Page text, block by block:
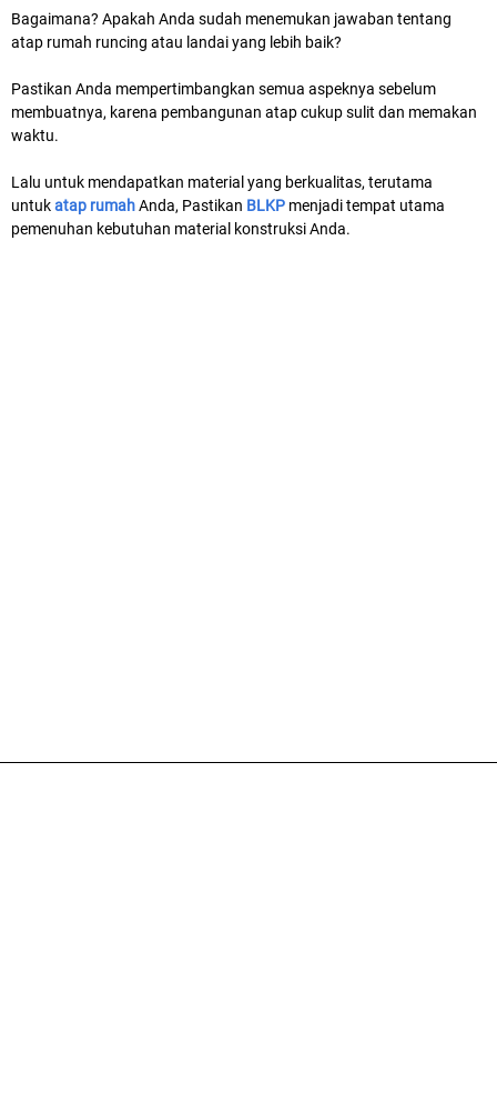
Bagaimana? Apakah Anda sudah menemukan jawaban tentang
atap rumah runcing atau landai yang lebih baik?
Pastikan Anda mempertimbangkan semua aspeknya sebelum
membuatnya, karena pembangunan atap cukup sulit dan memakan
waktu.
Lalu untuk mendapatkan material yang berkualitas, terutama
untukatap rumahAnda, Pastikan BLKP menjadi tempat utama
pemenuhan kebutuhan material konstruksi Anda.